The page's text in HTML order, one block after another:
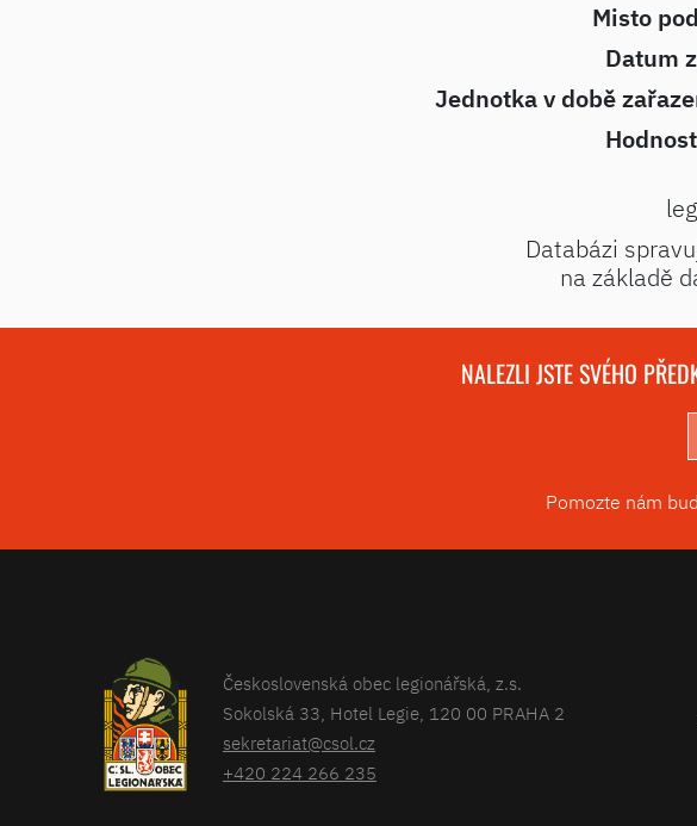
Misto
Datum
Jednotka v době
Databázi
na základě
NALEZLI JSTE SVÉHO
Pomozte nám
Československá obec legionářská, z.s.
Sokolská 33, Hotel Legie, 120 00 PRAHA 2
sekretariat@csol.cz
+420 224 266 235